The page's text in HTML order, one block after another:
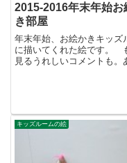
2015-2016年末年始お
き部屋
年末年始、お絵かきキッズ
に描いてくれた絵です。
見るうれしいコメントも。
キッズルームの絵